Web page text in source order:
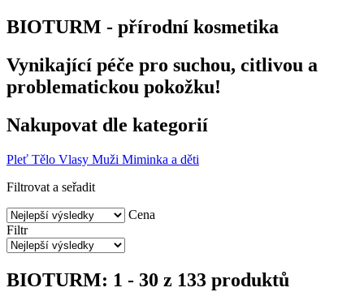
BIOTURM - přírodní kosmetika
Vynikající péče pro suchou, citlivou a
problematickou pokožku!
Nakupovat dle kategorií
Pleť Tělo Vlasy Muži Miminka a děti
Filtrovat a seřadit
Cena
Filtr
BIOTURM: 1 - 30 z 133 produktů